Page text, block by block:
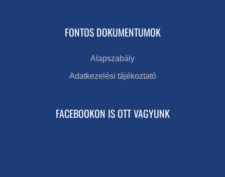
FONTOS DOKUMENTUMOK
Alapszabály
Adatkezelési tájékoztató
FACEBOOKON IS OTT VAGYUNK